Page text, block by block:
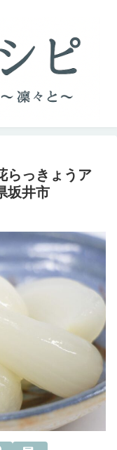
らっきょうア
坂井市